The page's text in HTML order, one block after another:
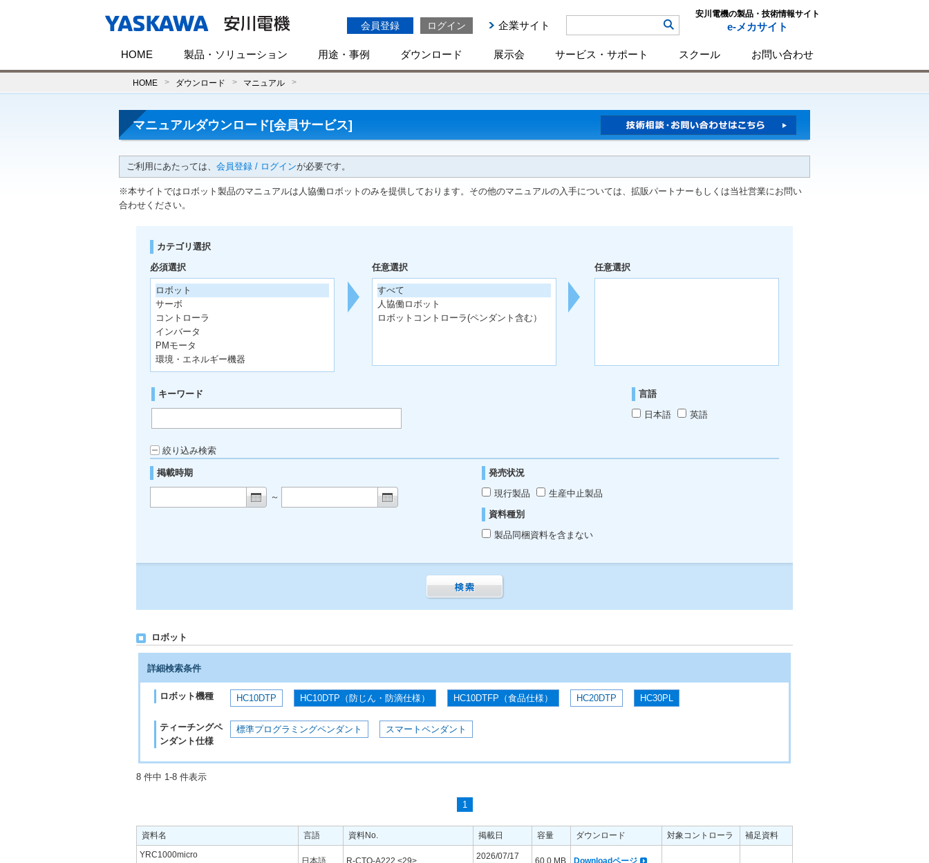
会員登録 ログイン 企業サイト
安川電機の製品・技術情報サイト
e-メカサイト
HOME 製品・ソリューション 用途・事例 ダウンロード 展示会 サービス・サポート スクール お問い合わせ
HOME ダウンロード マニュアル
マニュアルダウンロード[会員サービス]
ご利用にあたっては、 会員登録 / ログインが必要です。
※本サイトではロボット製品のマニュアルは人協働ロボットのみを提供しております。その他のマニュアルの入手については、拡販パートナーもしくは当社営業にお問い
合わせください。
カテゴリ選択
必須選択
ロボット
サーボ
コントローラ
インバータ
PMモータ
環境・エネルギー機器
任意選択
すべて
人協働ロボット
ロボットコントローラ(ペンダント含む）
任意選択
キーワード
言語
日本語
英語
絞り込み検索
掲載時期
～
発売状況
現行製品
生産中止製品
資料種別
製品同梱資料を含まない
ロボット
詳細検索条件
ロボット機種 HC10DTP HC10DTP（防じん・防滴仕様） HC10DTFP（食品仕様） HC20DTP HC30PL
ティーチングペ
ンダント仕様
標準プログラミングペンダント スマートペンダント
8 件中 1-8 件表示
1
資料名 言語 資料No. 掲載日 容量 ダウンロード 対象コントローラ
補足資料
YRC1000micro
日本語 R-CTO-A222 <29> 2026/07/17 60.0 MB Downloadページ